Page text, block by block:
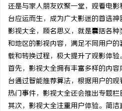
还是与家人朋友欢聚一堂，观看电
台应运而生，成为广大影迷的首选神
影视大全，顾名思义，就是囊括各
和地区的影视内容，满足不同用户
载和转换过程，极大提升了观影体验。
首先，影视大全拥有丰富多样的内
台通过智能推荐算法，根据用户的
热门事件，影视大全还会推出专题
其次，影视大全注重用户体验。简